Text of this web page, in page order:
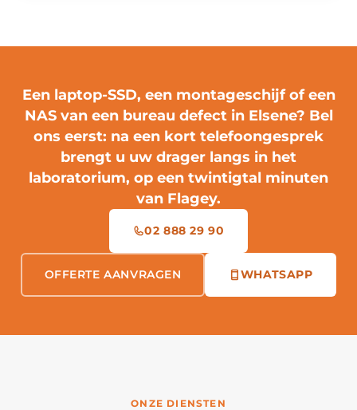
Een laptop-SSD, een montageschijf of een
NAS van een bureau defect in Elsene? Bel
ons eerst: na een kort telefoongesprek
brengt u uw drager langs in het
laboratorium, op een twintigtal minuten
van Flagey.
02 888 29 90
OFFERTE AANVRAGEN WHATSAPP
ONZE DIENSTEN